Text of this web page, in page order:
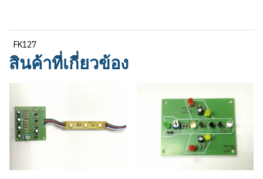
FK127
สินค้าที่เกี่ยวข้อง